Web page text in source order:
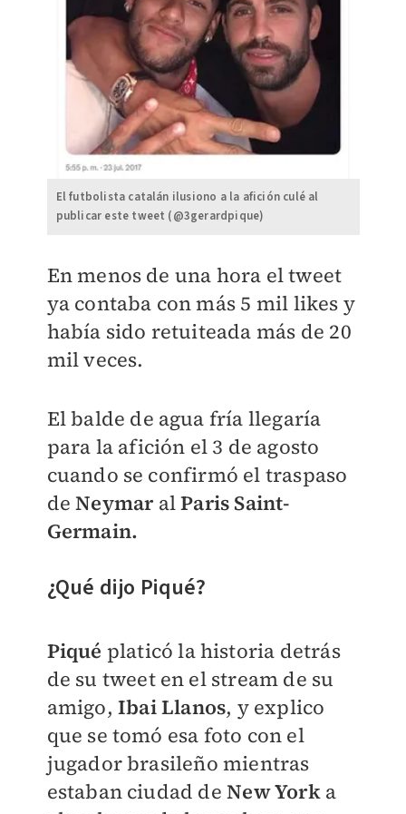
El futbolista catalán ilusiono a la afición culé al
publicar este tweet (@3gerardpique)
En menos de una hora el tweet
ya contaba con más 5 mil likes y
había sido retuiteada más de 20
mil veces.
El balde de agua fría llegaría
para la afición el 3 de agosto
cuando se confirmó el traspaso
deNeymaralParis Saint-
Germain.
¿Qué dijo Piqué?
Piqué platicó la historia detrás
de su tweet en el stream de su
amigo, Ibai Llanos, y explico
que se tomó esa foto con el
jugador brasileño mientras
estaban ciudad deNew Yorka